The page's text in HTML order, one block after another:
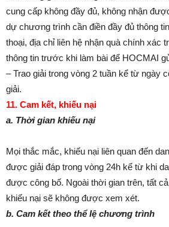
cung cấp không đầy đủ, không nhận
dự chương trình cần điền đầy đủ thông
thoại, địa chỉ liên hệ nhận quà chính xác
thông tin trước khi làm bài để HOCMAI
– Trao giải trong vòng 2 tuần kể từ ngày
giải.
11. Cam kết, khiếu nại
a. Thời gian khiếu nại
Mọi thắc mắc, khiếu nại liên quan đến
được giải đáp trong vòng 24h kể từ khi
được công bố. Ngoài thời gian trên, tất
khiếu nại sẽ không được xem xét.
b. Cam kết theo thể lệ chương trình